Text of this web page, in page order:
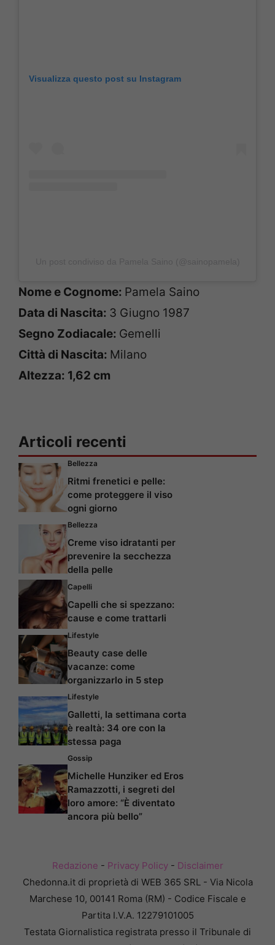
Visualizza questo post su Instagram
Nome e Cognome: Pamela Saino
Data di Nascita: 3 Giugno 1987
Segno Zodiacale: Gemelli
Città di Nascita: Milano
Altezza: 1,62 cm
Articoli recenti
Bellezza
Ritmi frenetici e pelle:
come proteggere il viso
ogni giorno
Bellezza
Creme viso idratanti per
prevenire la secchezza
della pelle
Capelli
Capelli che si spezzano:
cause e come trattarli
Lifestyle
Beauty case delle
vacanze: come
organizzarlo in 5 step
Lifestyle
Galletti, la settimana corta
è realtà: 34 ore con la
stessa paga
Gossip
Michelle Hunziker ed Eros
Ramazzotti, i segreti del
loro amore: “È diventato
ancora più bello”
Redazione - Privacy Policy- Disclaimer
Chedonna.it di proprietà di WEB 365 SRL - Via Nicola
Marchese 10, 00141 Roma (RM) - Codice Fiscale e
Partita I.V.A. 12279101005
Testata Giornalistica registrata presso il Tribunale di